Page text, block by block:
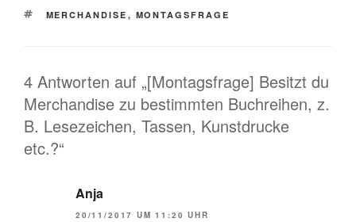
SCHLAGWÖRTER
MERCHANDISE , MONTAGSFRAGE
4 Antworten auf „[Montagsfrage] Besitzt du
Merchandise zu bestimmten Buchreihen, z.
B. Lesezeichen, Tassen, Kunstdrucke
etc.?“
Anja
20/11/2017 UM 11:20 UHR